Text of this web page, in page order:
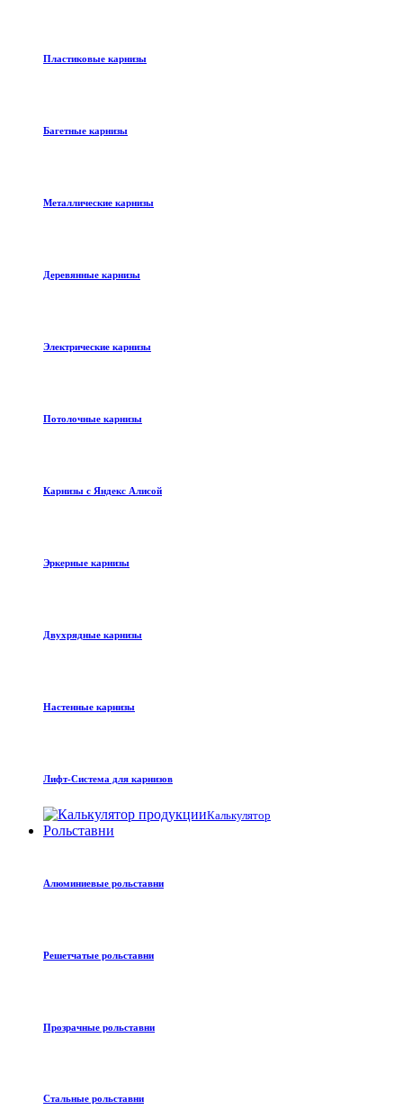
Пластиковые карнизы
Багетные карнизы
Металлические карнизы
Деревянные карнизы
Электрические карнизы
Потолочные карнизы
Карнизы с Яндекс Алисой
Эркерные карнизы
Двухрядные карнизы
Настенные карнизы
Лифт-Система для карнизов
Калькулятор
Рольставни
Алюминиевые рольставни
Решетчатые рольставни
Прозрачные рольставни
Стальные рольставни